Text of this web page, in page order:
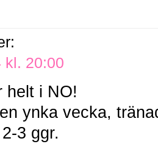
kl. 20:00
helt i NO!
ynka vecka,
3 ggr.